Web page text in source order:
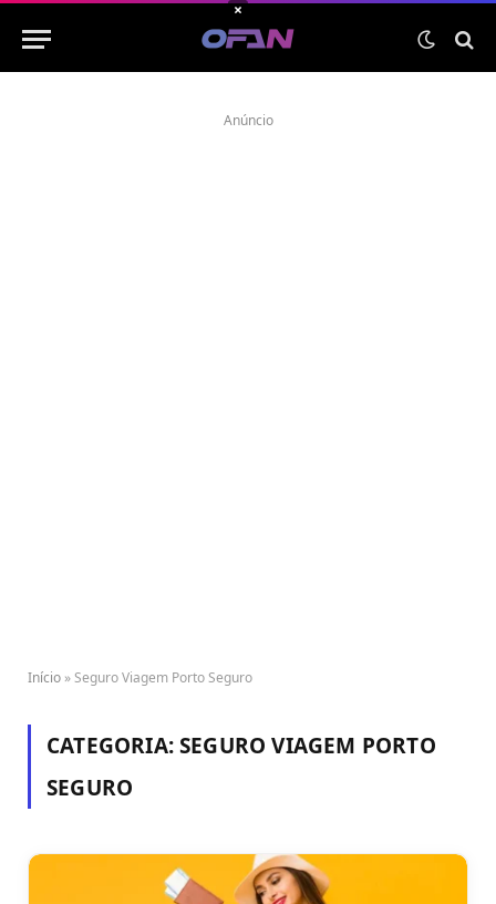
Anúncio
Início »Seguro Viagem Porto Seguro
CATEGORIA:SEGURO VIAGEM PORTO
SEGURO
×